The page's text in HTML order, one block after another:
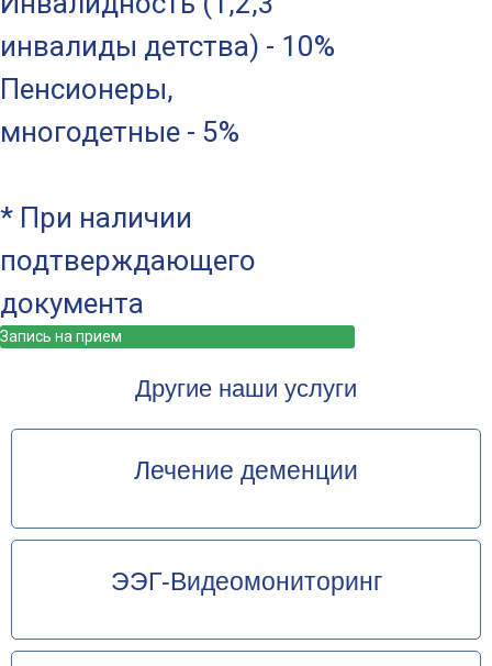
инвалиды детства) - 10%
Пенсионеры,
многодетные - 5%
* При наличии
подтверждающего
документа
Запись на прием
Другие наши услуги
Лечение деменции
ЭЭГ-Видеомониторинг